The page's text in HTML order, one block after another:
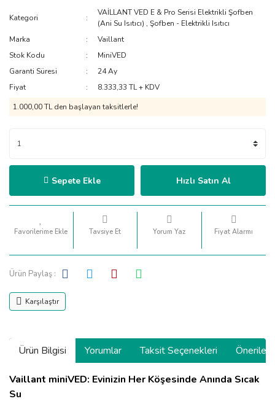
Kategori
VAİLLANT VED E & Pro Serisi Elektrikli Şofben
(Ani Su Isıtıcı) ,Şofben - Elektrikli Isıtıcı
Marka
Vaillant
Stok Kodu
MiniVED
Garanti Süresi
24 Ay
Fiyat
8.333,33 TL + KDV
1.000,00 TL den başlayan taksitlerle!
Sepete Ekle Hızlı Satın Al
Tavsiye Et Yorum Yaz Fiyat Alarmı
Ürün Paylaş :
Karşılaştır
Ürün Bilgisi Yorumlar Taksit Seçenekleri
Vaillant miniVED: Evinizin Her Köşesinde Anında Sıcak
Su